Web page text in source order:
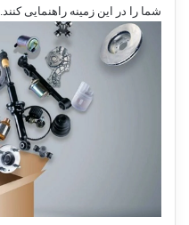
شما را در این زمینه راهنمایی کنند.